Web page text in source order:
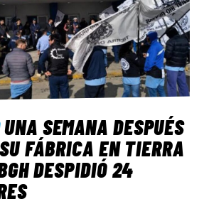
UNA SEMANA DESPUÉS
FÁBRICA EN TIERRA
DESPIDIÓ 24